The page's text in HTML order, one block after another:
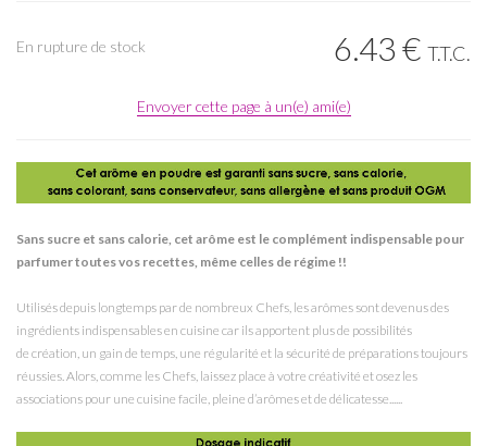
6.43€ T.T.C.
En rupture de stock
Envoyer cette page à un(e) ami(e)
Sans sucre et sans calorie, cet arôme est le complément indispensable pour
parfumer toutes vos recettes, même celles de régime !!
Utilisés depuis longtemps par de nombreux Chefs, les arômes sont devenus des
ingrédients indispensables en cuisine car ils apportent plus de possibilités
de création, un gain de temps, une régularité et la sécurité de préparations toujours
réussies. Alors, comme les Chefs, laissez place à votre créativité et osez les
associations pour une cuisine facile, pleine d’arômes et de délicatesse......